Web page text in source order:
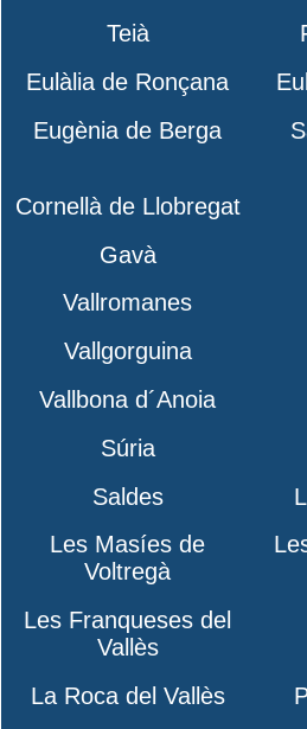
Teià
Eulàlia de Ronçana
Eugènia de Berga
Cornellà de Llobregat
Gavà
Vallromanes
Vallgorguina
Vallbona d´Anoia
Súria
Saldes
Les Masíes de
Voltregà
Les Franqueses del
Vallès
La Roca del Vallès